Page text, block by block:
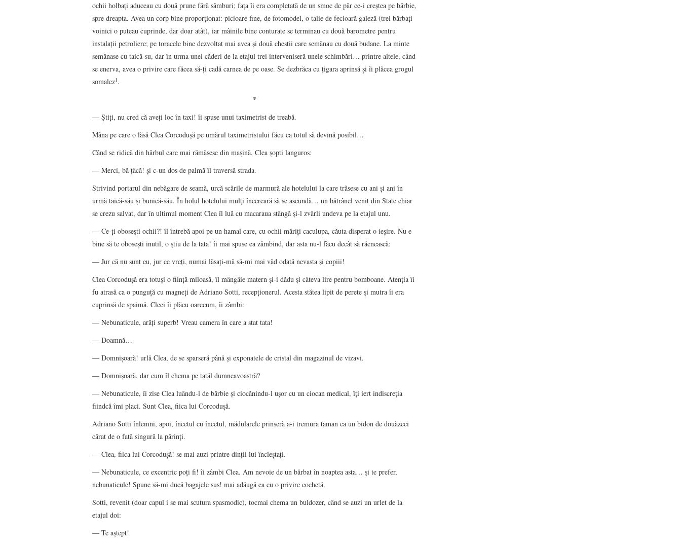
ochii holbaţi aduceau cu două prune fără sâmburi; faţa îi era completată de un smoc de păr ce-i creştea pe bărbie,
spre dreapta. Avea un corp bine proporţionat: picioare fine, de fotomodel, o talie de fecioară galeză (trei bărbaţi
voinici o puteau cuprinde, dar doar atât), iar mâinile bine conturate se terminau cu două barometre pentru
instalaţii petroliere; pe toracele bine dezvoltat mai avea şi două chestii care semănau cu două budane. La minte
semănase cu taică-su, dar în urma unei căderi de la etajul trei interveniseră unele schimbări… printre altele, când
se enerva, avea o privire care făcea să-ţi cadă carnea de pe oase. Se dezbrăca cu ţigara aprinsă şi îi plăcea grogul
somalez1.
*
― Ştiţi, nu cred că aveţi loc în taxi! îi spuse unui taximetrist de treabă.
Mâna pe care o lăsă Clea Corcoduşă pe umărul taximetristului făcu ca totul să devină posibil…
Când se ridică din hârbul care mai rămăsese din maşină, Clea şopti languros:
― Merci, bă ţâcă! şi c-un dos de palmă îl traversă strada.
Strivind portarul din nebăgare de seamă, urcă scările de marmură ale hotelului la care trăsese cu ani şi ani în
urmă taică-său şi bunică-său. În holul hotelului mulţi încercară să se ascundă… un bătrânel venit din State chiar
se crezu salvat, dar în ultimul moment Clea îl luă cu macaraua stângă şi-l zvârli undeva pe la etajul unu.
― Ce-ţi oboseşti ochii?! îl întrebă apoi pe un hamal care, cu ochii măriţi caculupa, căuta disperat o ieşire. Nu e
bine să te oboseşti inutil, o ştiu de la tata! îi mai spuse ea zâmbind, dar asta nu-l făcu decât să răcnească:
― Jur că nu sunt eu, jur ce vreţi, numai lăsaţi-mă să-mi mai văd odată nevasta şi copiii!
Clea Corcoduşă era totuşi o fiinţă miloasă, îl mângâie matern şi-i dădu şi câteva lire pentru bomboane. Atenţia îi
fu atrasă ca o punguţă cu magneţi de Adriano Sotti, recepţionerul. Acesta stătea lipit de perete şi mutra îi era
cuprinsă de spaimă. Cleei îi plăcu oarecum, îi zâmbi:
― Nebunaticule, arăţi superb! Vreau camera în care a stat tata!
― Doamnă…
― Domnişoară! urlă Clea, de se sparseră până şi exponatele de cristal din magazinul de vizavi.
― Domnişoară, dar cum îl chema pe tatăl dumneavoastră?
― Nebunaticule, îi zise Clea luându-l de bărbie şi ciocănindu-l uşor cu un ciocan medical, îţi iert indiscreţia
fiindcă îmi placi. Sunt Clea, fiica lui Corcoduşă.
Adriano Sotti înlemni, apoi, încetul cu încetul, mădularele prinseră a-i tremura taman ca un bidon de douăzeci
cărat de o fată singură la părinţi.
― Clea, fiica lui Corcoduşă! se mai auzi printre dinţii lui încleştaţi.
― Nebunaticule, ce excentric poţi fi! îi zâmbi Clea. Am nevoie de un bărbat în noaptea asta… şi te prefer,
nebunaticule! Spune să-mi ducă bagajele sus! mai adăugă ea cu o privire cochetă.
Sotti, revenit (doar capul i se mai scutura spasmodic), tocmai chema un buldozer, când se auzi un urlet de la
etajul doi:
― Te aştept!